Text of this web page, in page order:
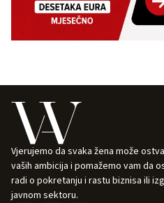
Vjerujemo da svaka žena može
vaših ambicija i pomažemo vam da
radi o pokretanju i rastu biznisa ili
javnom sektoru.